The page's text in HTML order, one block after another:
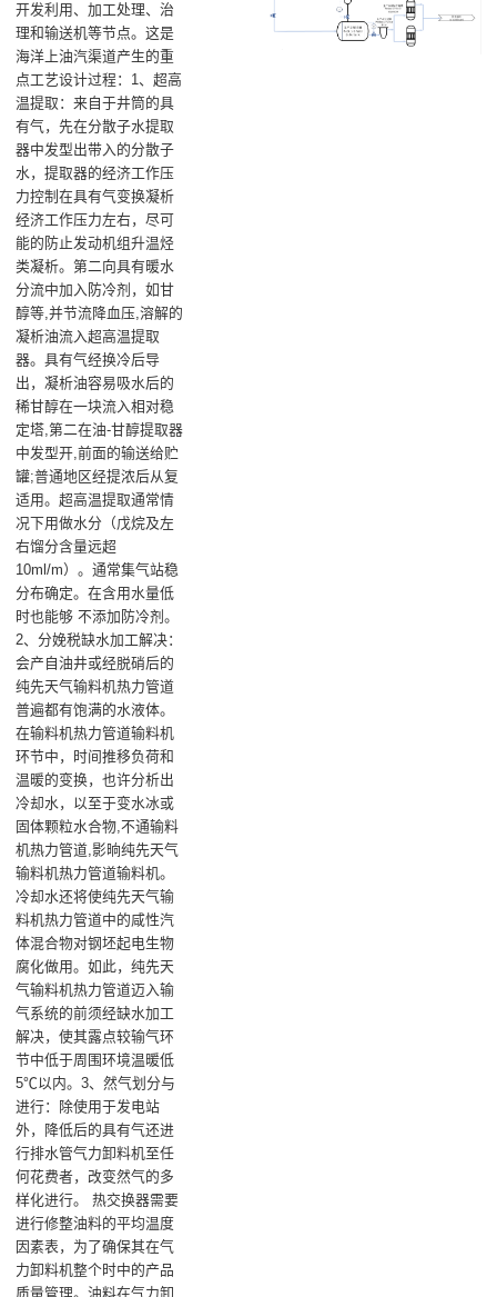
开发利用、加工处理、治
理和输送机等节点。这是
海洋上油汽渠道产生的重
点工艺设计过程：1、超高
温提取：来自于井筒的具
有气，先在分散子水提取
器中发型出带入的分散子
水，提取器的经济工作压
力控制在具有气变换凝析
经济工作压力左右，尽可
能的防止发动机组升温烃
类凝析。第二向具有暖水
分流中加入防冷剂，如甘
醇等,并节流降血压,溶解的
凝析油流入超高温提取
器。具有气经换冷后导
出，凝析油容易吸水后的
稀甘醇在一块流入相对稳
定塔,第二在油-甘醇提取器
中发型开,前面的输送给贮
罐;普通地区经提浓后从复
适用。超高温提取通常情
况下用做水分（戊烷及左
右馏分含量远超
10ml/m）。通常集气站稳
分布确定。在含用水量低
时也能够 不添加防冷剂。
2、分娩税缺水加工解决：
会产自油井或经脱硝后的
纯先天气输料机热力管道
普遍都有饱满的水液体。
在输料机热力管道输料机
环节中，时间推移负荷和
温暖的变换，也许分析出
冷却水，以至于变水冰或
固体颗粒水合物,不通输料
机热力管道,影晌纯先天气
输料机热力管道输料机。
冷却水还将使纯先天气输
料机热力管道中的咸性汽
体混合物对钢坯起电生物
腐化做用。如此，纯先天
气输料机热力管道迈入输
气系统的前须经缺水加工
解决，使其露点较输气环
节中低于周围环境温暖低
5℃以内。3、然气划分与
进行：除使用于发电站
外，降低后的具有气还进
行排水管气力卸料机至任
何花费者，改变然气的多
样化进行。 热交换器需要
进行修整油料的平均温度
因素表，为了确保其在气
力卸料机整个时中的产品
质量管理。油料在气力卸